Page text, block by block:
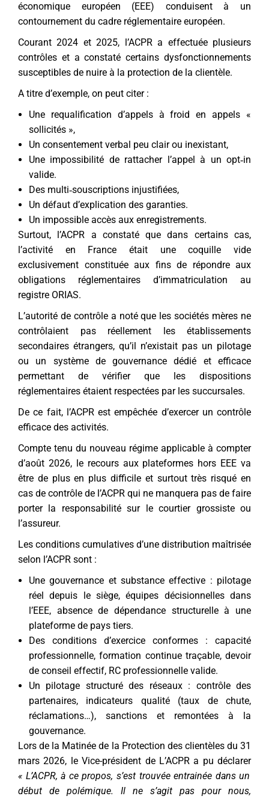
économique européen (EEE) conduisent à un
contournement du cadre réglementaire européen.
Courant 2024 et 2025, l’ACPR a effectuée plusieurs
contrôles et a constaté certains dysfonctionnements
susceptibles de nuire à la protection de la clientèle.
A titre d’exemple, on peut citer :
Une requalification d’appels à froid en appels «
sollicités »,
Un consentement verbal peu clair ou inexistant,
Une impossibilité de rattacher l’appel à un opt‑in
valide.
Des multi‑souscriptions injustifiées,
Un défaut d’explication des garanties.
Un impossible accès aux enregistrements.
Surtout, l’ACPR a constaté que dans certains cas,
l’activité en France était une coquille vide
exclusivement constituée aux fins de répondre aux
obligations réglementaires d’immatriculation au
registre ORIAS.
L’autorité de contrôle a noté que les sociétés mères ne
contrôlaient pas réellement les établissements
secondaires étrangers, qu’il n’existait pas un pilotage
ou un système de gouvernance dédié et efficace
permettant de vérifier que les dispositions
réglementaires étaient respectées par les succursales.
De ce fait, l’ACPR est empêchée d’exercer un contrôle
efficace des activités.
Compte tenu du nouveau régime applicable à compter
d’août 2026, le recours aux plateformes hors EEE va
être de plus en plus difficile et surtout très risqué en
cas de contrôle de l’ACPR qui ne manquera pas de faire
porter la responsabilité sur le courtier grossiste ou
l’assureur.
Les conditions cumulatives d’une distribution maîtrisée
selon l’ACPR sont :
Une gouvernance et substance effective : pilotage
réel depuis le siège, équipes décisionnelles dans
l’EEE, absence de dépendance structurelle à une
plateforme de pays tiers.
Des conditions d’exercice conformes : capacité
professionnelle, formation continue traçable, devoir
de conseil effectif, RC professionnelle valide.
Un pilotage structuré des réseaux : contrôle des
partenaires, indicateurs qualité (taux de chute,
réclamations…), sanctions et remontées à la
gouvernance.
Lors de la Matinée de la Protection des clientèles du 31
mars 2026, le Vice-président de L’ACPR a pu déclarer
« L’ACPR, à ce propos, s’est trouvée entrainée dans un
début de polémique. Il ne s’agit pas pour nous,